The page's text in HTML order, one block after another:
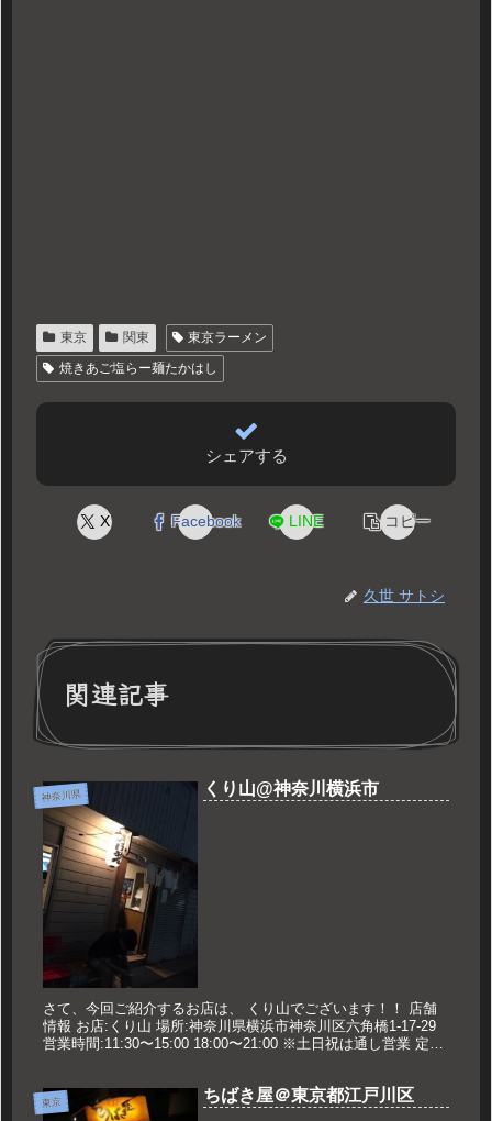
東京 関東
東京ラーメン
焼きあご塩らー麺たかはし
シェアする
X Facebook LINE コピー
久世 サトシ
関連記事
神奈川県 くり山@神奈川横浜市
さて、今回ご紹介するお店は、 くり山でございます！！ 店舗
情報 お店:くり山 場所:神奈川県横浜市神奈川区六角橋1-17-29
営業時間:11:30〜15:00 18:00〜21:00 ※土日祝は通し営業 定休
東京 ちばき屋＠東京都江戸川区